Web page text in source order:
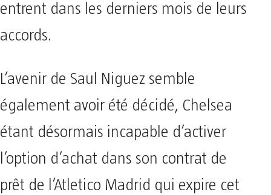
entrent dans les derniers mois de leurs
accords.
L’avenir de Saul Niguez semble
également avoir été décidé, Chelsea
étant désormais incapable d’activer
l’option d’achat dans son contrat de
prêt de l’Atletico Madrid qui expire cet